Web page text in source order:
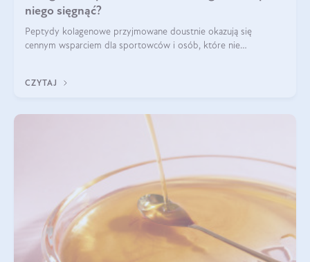
niego sięgnąć?
Peptydy kolagenowe przyjmowane doustnie okazują się
cennym wsparciem dla sportowców i osób, które nie
CZYTAJ